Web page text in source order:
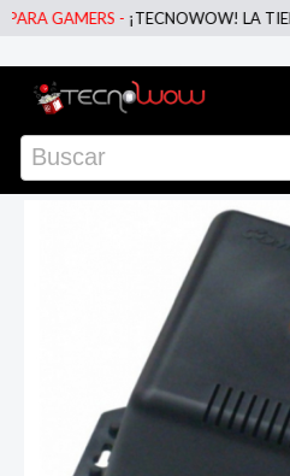
GAMERS -¡TECNOWOW! LA